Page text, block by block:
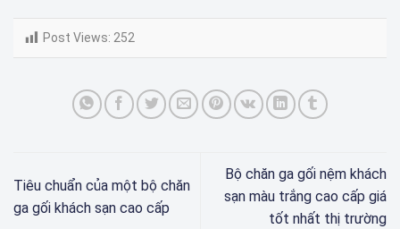
Post Views: 252
Tiêu chuẩn của một bộ chăn
ga gối khách sạn cao cấp
Bộ chăn ga gối nệm khách
sạn màu trắng cao cấp giá
tốt nhất thị trường